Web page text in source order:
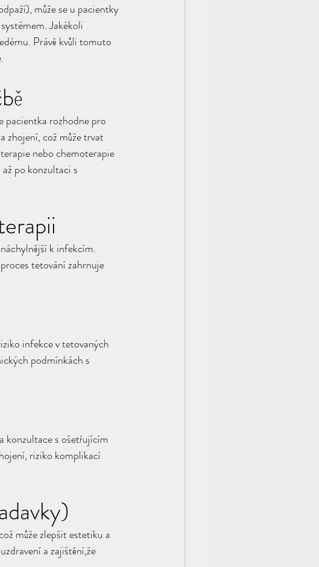
může se u pacientky
Jakékoli
Právě kvůli tomuto
pacientka rozhodne pro
zhojení, což může trvat
nebo chemoterapie
po konzultaci s
k infekcím.
tetování zahrnuje
infekce v tetovaných
podmínkách s
konzultace s ošetřujícím
riziko komplikací
může zlepšit estetiku a
a zajištění,že